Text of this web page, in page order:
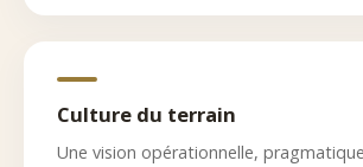
Culture du terrain
Une vision opérationnelle,